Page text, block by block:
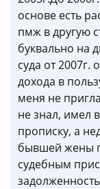
основе есть
пмж в другую
буквально на
суда от 2007г.
дохода в
меня не
не знал, имел
прописку, а
бывшей жены
судебным